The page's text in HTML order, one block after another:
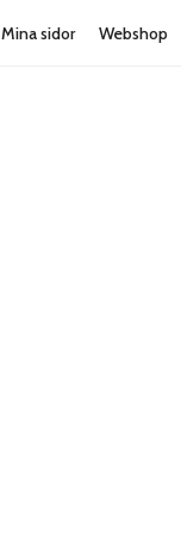
Mina sidor Webshop